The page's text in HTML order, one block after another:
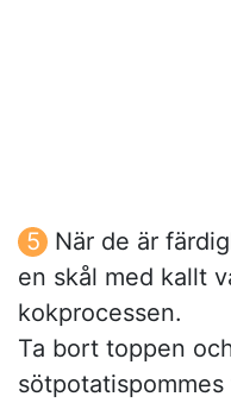
När de är
en skål med kallt
kokprocessen.
Ta bort toppen